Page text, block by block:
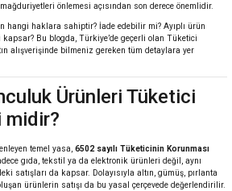
önlemesi açısından son derece önemlidir.
hangi haklara sahiptir? İade edebilir mi? Ayıplı ürün
kapsar? Bu blogda, Türkiye’de geçerli olan Tüketici
alışverişinde bilmeniz gereken tüm detaylara yer
Ürünleri Tüketici
midir?
temel yasa, 6502 sayılı Tüketicinin Korunması
gıda, tekstil ya da elektronik ürünleri değil, aynı
satışları da kapsar. Dolayısıyla altın, gümüş, pırlanta
ürünlerin satışı da bu yasal çerçevede değerlendirilir.